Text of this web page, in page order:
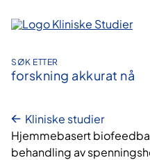
innhold
SØK ETTER
forskning akkurat nå
Kliniske studier
Hjemmebasert
behandling av